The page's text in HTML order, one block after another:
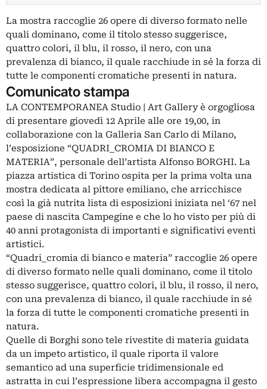
La mostra raccoglie 26 opere di diverso formato nelle
quali dominano, come il titolo stesso suggerisce,
quattro colori, il blu, il rosso, il nero, con una
prevalenza di bianco, il quale racchiude in sé la forza di
tutte le componenti cromatiche presenti in natura.
Comunicato stampa
LA CONTEMPORANEA Studio | Art Gallery è orgogliosa
di presentare giovedì 12 Aprile alle ore 19,00, in
collaborazione con la Galleria San Carlo di Milano,
l’esposizione “QUADRI_CROMIA DI BIANCO E
MATERIA”, personale dell’artista Alfonso BORGHI. La
piazza artistica di Torino ospita per la prima volta una
mostra dedicata al pittore emiliano, che arricchisce
così la già nutrita lista di esposizioni iniziata nel ‘67 nel
paese di nascita Campegine e che lo ho visto per più di
40 anni protagonista di importanti e significativi eventi
artistici.
“Quadri_cromia di bianco e materia” raccoglie 26 opere
di diverso formato nelle quali dominano, come il titolo
stesso suggerisce, quattro colori, il blu, il rosso, il nero,
con una prevalenza di bianco, il quale racchiude in sé
la forza di tutte le componenti cromatiche presenti in
natura.
Quelle di Borghi sono tele rivestite di materia guidata
da un impeto artistico, il quale riporta il valore
semantico ad una superficie tridimensionale ed
astratta in cui l’espressione libera accompagna il gesto